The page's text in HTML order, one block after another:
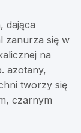
dająca
zanurza się w
na
azotany,
tworzy się
czarnym